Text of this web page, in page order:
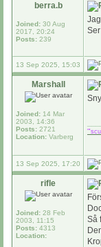
berra.b
Joined: 30 Aug
2017, 20:24
Posts: 239
13 Sep 2025, 15:03
Marshall
Joined: 14 Mar
2003, 14:36
Posts: 2721
Location: Varberg
13 Sep 2025, 17:20
rifle
Joined: 28 Feb
2003, 11:15
Posts: 4313
Location:
Så